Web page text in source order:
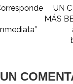
UN
MÁS